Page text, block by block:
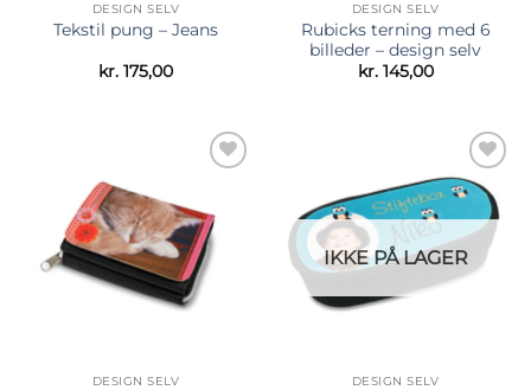
DESIGN SELV
Tekstil pung – Jeans
kr. 175,00
DESIGN SELV
Rubicks terning med 6
billeder – design selv
kr.145,00
ønskeliste
DESIGN SELV
Tilføj til
ønskeliste
IKKE PÅ LAGER
DESIGN SELV